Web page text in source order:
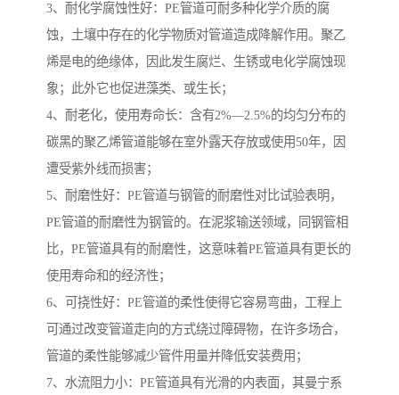
3、耐化学腐蚀性好：PE管道可耐多种化学介质的腐
蚀，土壤中存在的化学物质对管道造成降解作用。聚乙
烯是电的绝缘体，因此发生腐烂、生锈或电化学腐蚀现
象；此外它也促进藻类、或生长；
4、耐老化，使用寿命长：含有2%—2.5%的均匀分布的
碳黑的聚乙烯管道能够在室外露天存放或使用50年，因
遭受紫外线而损害；
5、耐磨性好：PE管道与钢管的耐磨性对比试验表明，
PE管道的耐磨性为钢管的。在泥浆输送领域，同钢管相
比，PE管道具有的耐磨性，这意味着PE管道具有更长的
使用寿命和的经济性；
6、可挠性好：PE管道的柔性使得它容易弯曲，工程上
可通过改变管道走向的方式绕过障碍物，在许多场合，
管道的柔性能够减少管件用量并降低安装费用；
7、水流阻力小：PE管道具有光滑的内表面，其曼宁系